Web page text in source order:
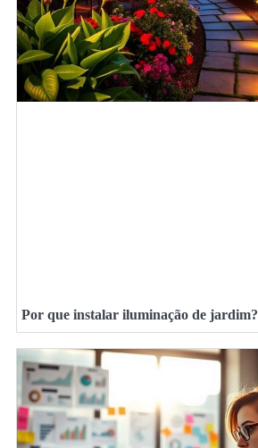
Por que instalar iluminação de jardim?